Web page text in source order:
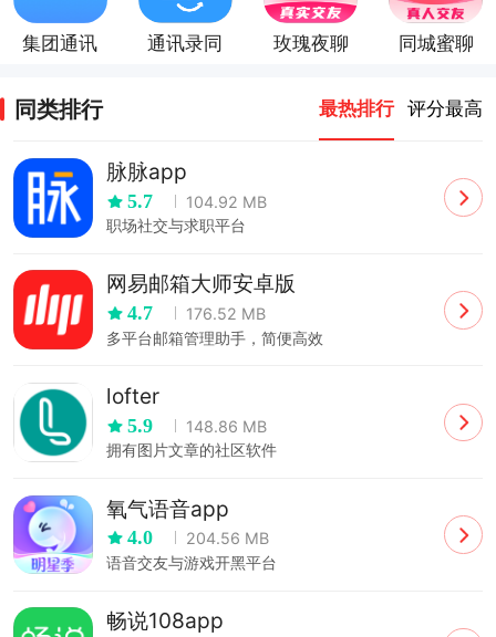
集团通讯
通讯录同
玫瑰夜聊 同城蜜聊
同类排行 最热排行 评分最高
脉脉app
5.7
104.92 MB
职场社交与求职平台
网易邮箱大师安卓版
4.7
176.52 MB
多平台邮箱管理助手，简便高效
lofter
5.9
148.86 MB
拥有图片文章的社区软件
氧气语音app
4.0
204.56 MB
语音交友与游戏开黑平台
畅说108app